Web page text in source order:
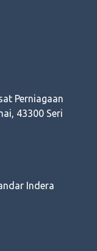
Perniagaan
43300 Seri
Indera